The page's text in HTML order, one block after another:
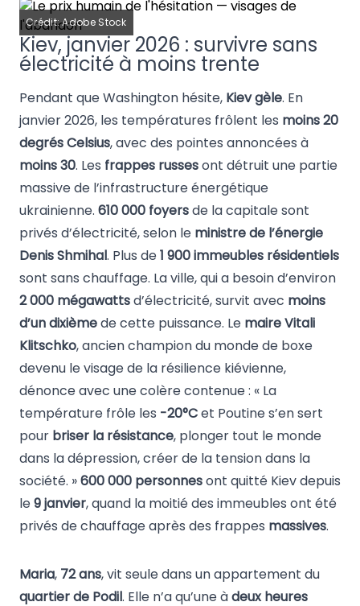
Crédit: Adobe Stock
Kiev, janvier 2026 : survivre sans
électricité à moins trente
Pendant que Washington hésite, Kiev gèle. En
janvier 2026, les températures frôlent les moins 20
degrés Celsius, avec des pointes annoncées à
moins 30. Les frappes russesont détruit une partie
massive de l’infrastructure énergétique
ukrainienne. 610 000 foyersde la capitale sont
privés d’électricité, selon le ministre de l’énergie
Denis Shmihal. Plus de1 900 immeubles résidentiels
sont sans chauffage. La ville, qui a besoin d’environ
2 000 mégawattsd’électricité, survit avec moins
d’un dixièmede cette puissance. Le maire Vitali
Klitschko, ancien champion du monde de boxe
devenu le visage de la résilience kiévienne,
dénonce avec une colère contenue : « La
température frôle les -20°Cet Poutine s’en sert
pour briser la résistance, plonger tout le monde
dans la dépression, créer de la tension dans la
société. »600 000 personnesont quitté Kiev depuis
le9 janvier, quand la moitié des immeubles ont été
privés de chauffage après des frappes massives.
Maria, 72 ans, vit seule dans un appartement du
quartier de Podil. Elle n’a qu’une àdeux heures